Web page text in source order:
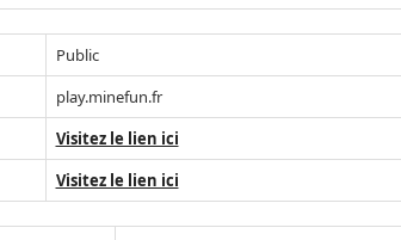
Public
play.minefun.fr
Visitez le lien ici
Visitez le lien ici